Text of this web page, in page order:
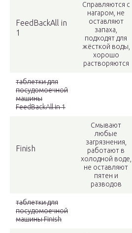
FeedBackAll in
1
Справляются с
нагаром, не
оставляют
запаха,
подходят для
жёсткой воды,
хорошо
растворяются
таблетки для
посудомоечной
машины
FeedBackAll in 1
Finish
Смывают
любые
загрязнения,
работают в
холодной воде,
не оставляют
пятен и
разводов
таблетки для
посудомоечной
машины Finish